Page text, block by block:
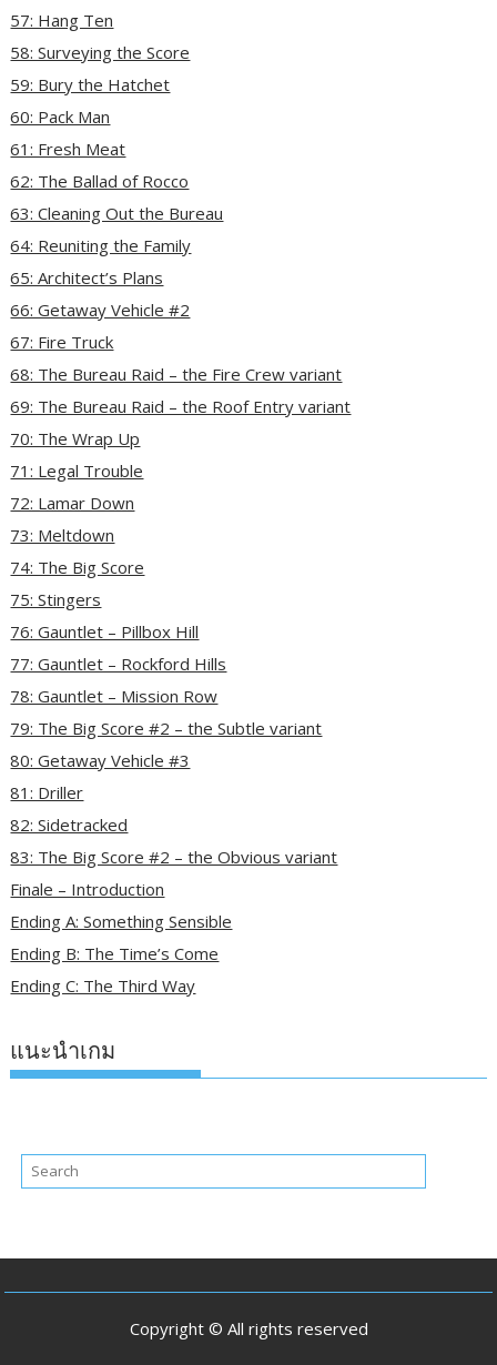
57: Hang Ten
58: Surveying the Score
59: Bury the Hatchet
60: Pack Man
61: Fresh Meat
62: The Ballad of Rocco
63: Cleaning Out the Bureau
64: Reuniting the Family
65: Architect’s Plans
66: Getaway Vehicle #2
67: Fire Truck
68: The Bureau Raid – the Fire Crew variant
69: The Bureau Raid – the Roof Entry variant
70: The Wrap Up
71: Legal Trouble
72: Lamar Down
73: Meltdown
74: The Big Score
75: Stingers
76: Gauntlet – Pillbox Hill
77: Gauntlet – Rockford Hills
78: Gauntlet – Mission Row
79: The Big Score #2 – the Subtle variant
80: Getaway Vehicle #3
81: Driller
82: Sidetracked
83: The Big Score #2 – the Obvious variant
Finale – Introduction
Ending A: Something Sensible
Ending B: The Time’s Come
Ending C: The Third Way
แนะนำเกม
Copyright © All rights reserved